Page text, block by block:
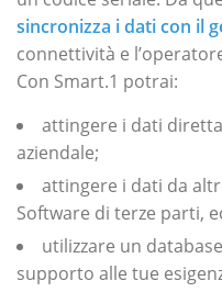
sincronizza i dati con il
connettività e
Con Smart.1 potrai:
attingere i dati
aziendale;
attingere i dati da
Software di terze parti,
utilizzare un
supporto alle tue